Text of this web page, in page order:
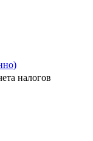
налогов